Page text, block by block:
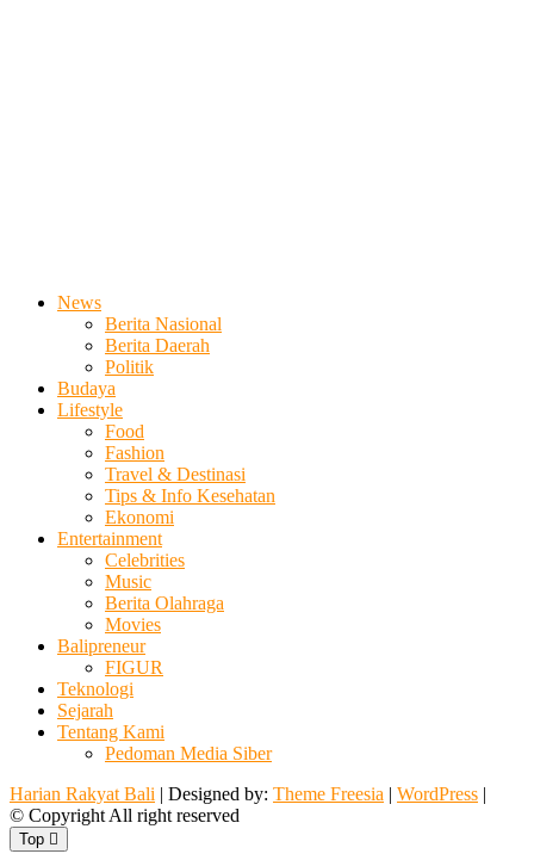
News
Berita Nasional
Berita Daerah
Politik
Budaya
Lifestyle
Food
Fashion
Travel & Destinasi
Tips & Info Kesehatan
Ekonomi
Entertainment
Celebrities
Music
Berita Olahraga
Movies
Balipreneur
FIGUR
Teknologi
Sejarah
Tentang Kami
Pedoman Media Siber
Harian Rakyat Bali | Designed by: Theme Freesia WordPress
© Copyright All right reserved
Top